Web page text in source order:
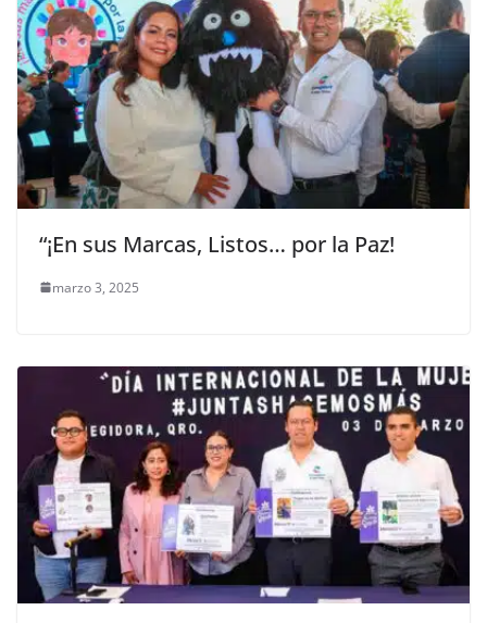
“¡En sus Marcas, Listos… por la Paz!
marzo 3, 2025